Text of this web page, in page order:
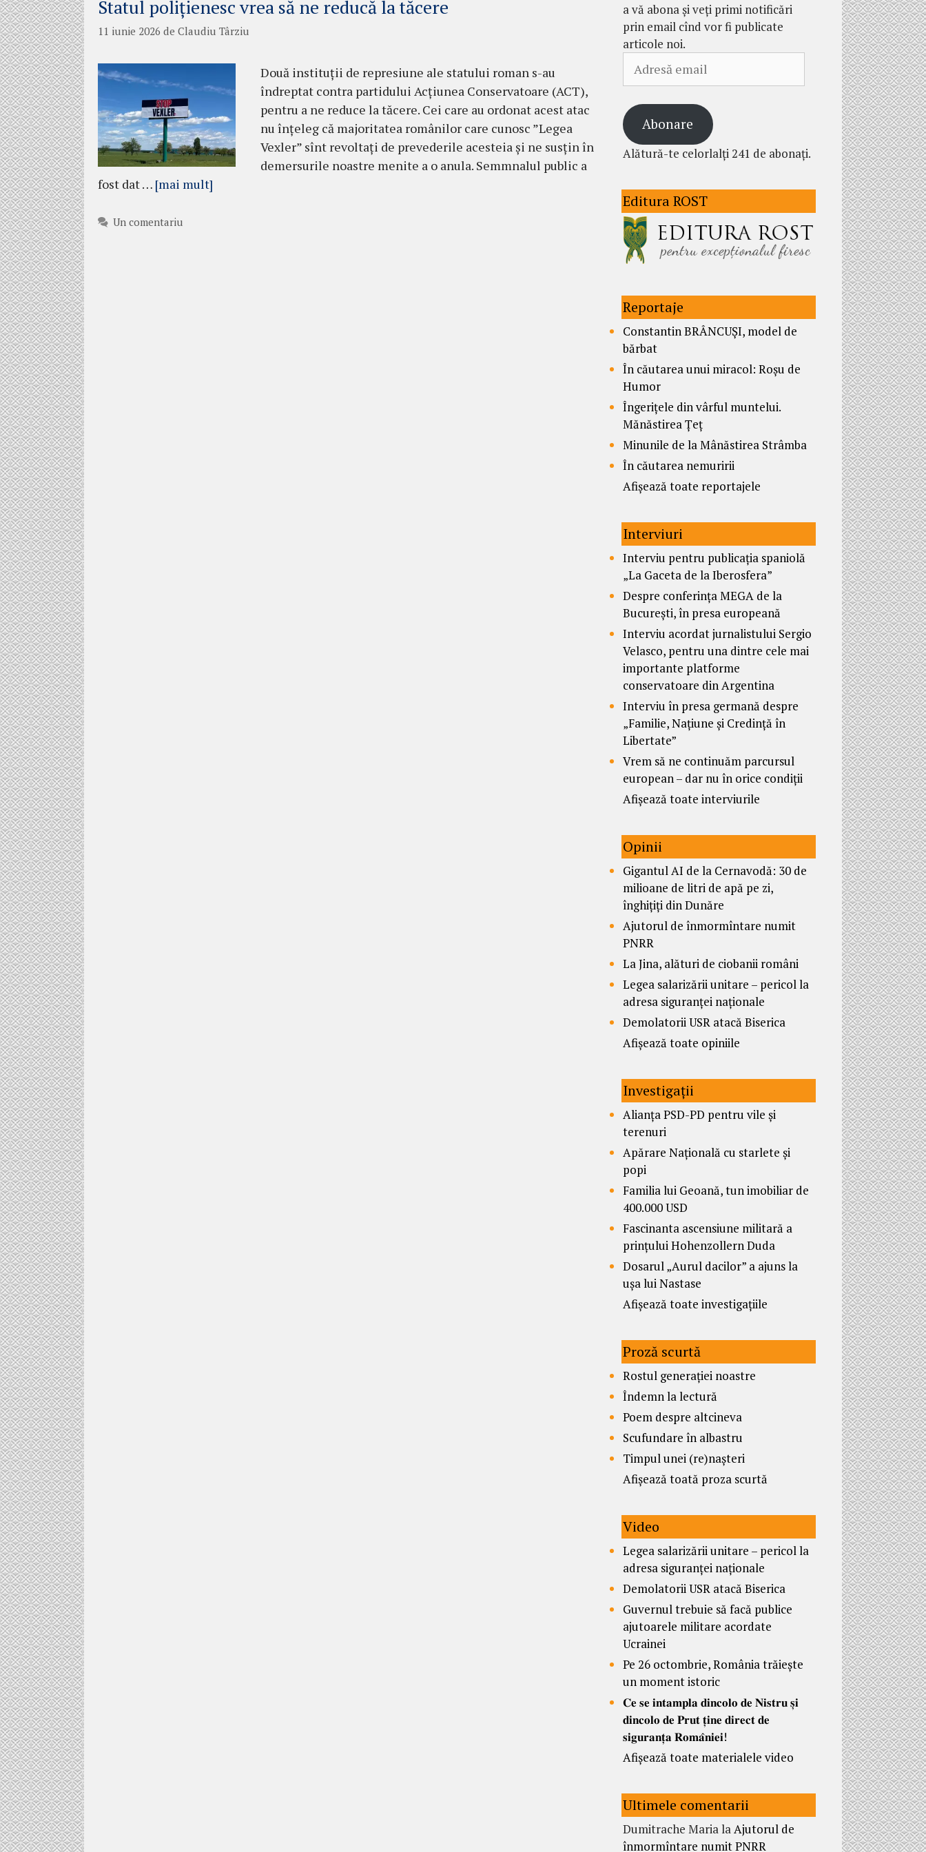
Statul polițienesc vrea să ne reducă la tăcere
11 iunie 2026 de Claudiu Târziu
Două instituții de represiune ale statului roman s-au
îndreptat contra partidului Acțiunea Conservatoare (ACT),
pentru a ne reduce la tăcere. Cei care au ordonat acest atac
nu înțeleg că majoritatea românilor care cunosc ”Legea
Vexler” sînt revoltați de prevederile acesteia și ne susțin în
demersurile noastre menite a o anula. Semmnalul public a
fost dat … [mai mult]
Un comentariu
a vă abona și veți primi notificări
prin email cînd vor fi publicate
articole noi.
email
Abonare
Alătură-te celorlalți 241 de abonați.
Editura ROST
Reportaje
Constantin BRÂNCUȘI, model de
bărbat
În căutarea unui miracol: Roșu de
Humor
Îngerițele din vârful muntelui.
Mănăstirea Țeț
Minunile de la Mânăstirea Strâmba
În căutarea nemuririi
Afișează toate reportajele
Interviuri
Interviu pentru publicația spaniolă
„La Gaceta de la Iberosfera”
Despre conferința MEGA de la
București, în presa europeană
Interviu acordat jurnalistului Sergio
Velasco, pentru una dintre cele mai
importante platforme
conservatoare din Argentina
Interviu în presa germană despre
„Familie, Națiune și Credință în
Libertate”
Vrem să ne continuăm parcursul
european – dar nu în orice condiții
Afișează toate interviurile
Opinii
Gigantul AI de la Cernavodă: 30 de
milioane de litri de apă pe zi,
înghițiți din Dunăre
Ajutorul de înmormîntare numit
PNRR
La Jina, alături de ciobanii români
Legea salarizării unitare – pericol la
adresa siguranței naționale
Demolatorii USR atacă Biserica
Afișează toate opiniile
Investigații
Alianța PSD-PD pentru vile și
terenuri
Apărare Națională cu starlete și
popi
Familia lui Geoană, tun imobiliar de
400.000 USD
Fascinanta ascensiune militară a
prințului Hohenzollern Duda
Dosarul „Aurul dacilor” a ajuns la
ușa lui Nastase
Afișează toate investigațiile
Proză scurtă
Rostul generației noastre
Îndemn la lectură
Poem despre altcineva
Scufundare în albastru
Timpul unei (re)nașteri
Afișează toată proza scurtă
Video
Legea salarizării unitare – pericol la
adresa siguranței naționale
Demolatorii USR atacă Biserica
Guvernul trebuie să facă publice
ajutoarele militare acordate
Ucrainei
Pe 26 octombrie, România trăiește
un moment istoric
𝐂𝐞 𝐬𝐞 𝐢𝐧𝐭𝐚𝐦𝐩𝐥𝐚 𝐝𝐢𝐧𝐜𝐨𝐥𝐨 𝐝𝐞 𝐍𝐢𝐬𝐭𝐫𝐮 𝐬̦𝐢
𝐝𝐢𝐧𝐜𝐨𝐥𝐨 𝐝𝐞 𝐏𝐫𝐮𝐭 𝐭̦𝐢𝐧𝐞 𝐝𝐢𝐫𝐞𝐜𝐭 𝐝𝐞
𝐬𝐢𝐠𝐮𝐫𝐚𝐧𝐭̦𝐚 𝐑𝐨𝐦𝐚̂𝐧𝐢𝐞𝐢!
Afișează toate materialele video
Ultimele comentarii
Dumitrache MarialaAjutorul de
înmormîntare numit PNRR